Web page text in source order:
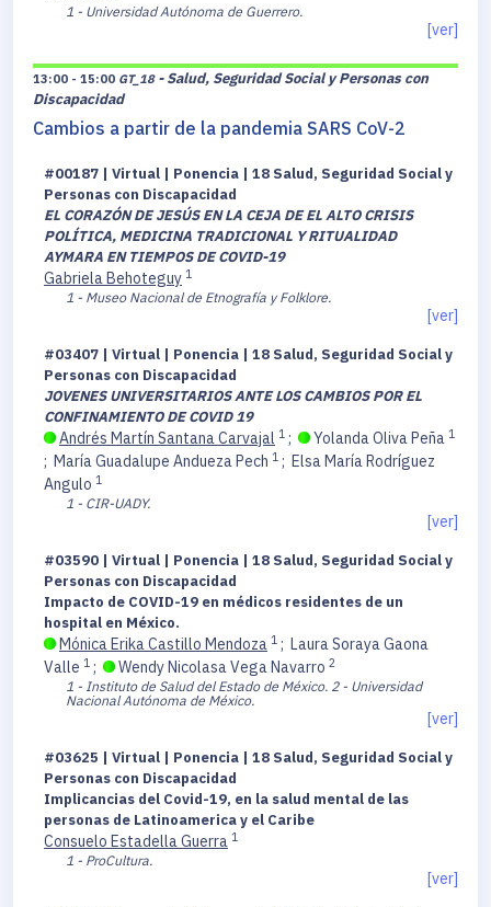
1 - Universidad Autónoma de Guerrero.
[ver]
13:00 - 15:00 GT_18 - Salud, Seguridad Social y Personas con
Discapacidad
Cambios a partir de la pandemia SARS CoV-2
#00187 | Virtual | Ponencia | 18 Salud, Seguridad Social y
Personas con Discapacidad
EL CORAZÓN DE JESÚS EN LA CEJA DE EL ALTO CRISIS
POLÍTICA, MEDICINA TRADICIONAL Y RITUALIDAD
AYMARA EN TIEMPOS DE COVID-19
Gabriela Behoteguy 1
1 - Museo Nacional de Etnografía y Folklore.
[ver]
#03407 | Virtual | Ponencia | 18 Salud, Seguridad Social y
Personas con Discapacidad
JOVENES UNIVERSITARIOS ANTE LOS CAMBIOS POR EL
CONFINAMIENTO DE COVID 19
Andrés Martín Santana Carvajal 1 ; Yolanda Oliva Peña 1
; María Guadalupe Andueza Pech 1 ; Elsa María Rodríguez
Angulo 1
1 - CIR-UADY.
[ver]
#03590 | Virtual | Ponencia | 18 Salud, Seguridad Social y
Personas con Discapacidad
Impacto de COVID-19 en médicos residentes de un
hospital en México.
Mónica Erika Castillo Mendoza 1 ; Laura Soraya Gaona
Valle 1 ; Wendy Nicolasa Vega Navarro 2
1 - Instituto de Salud del Estado de México. 2 - Universidad
Nacional Autónoma de México.
[ver]
#03625 | Virtual | Ponencia | 18 Salud, Seguridad Social y
Personas con Discapacidad
Implicancias del Covid-19, en la salud mental de las
personas de Latinoamerica y el Caribe
Consuelo Estadella Guerra 1
1 - ProCultura.
[ver]